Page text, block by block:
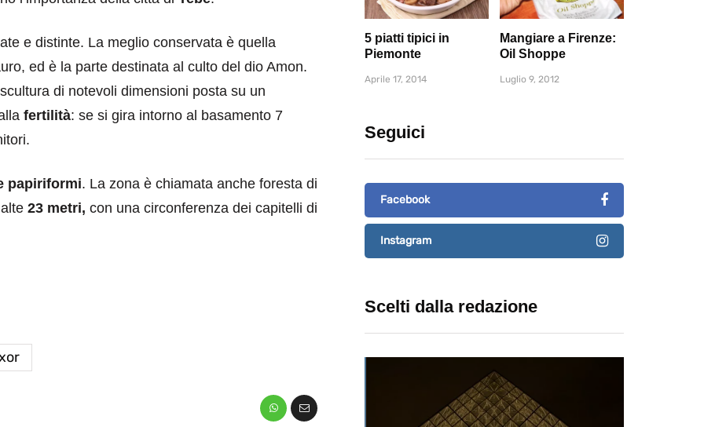
e distinte. La meglio conservata è quella
ed è la parte destinata al culto del dio Amon.
di notevoli dimensioni posta su un
fertilità: se si gira intorno al basamento 7
papiriformi. La zona è chiamata anche foresta di
23 metri, con una circonferenza dei capitelli di
5 piatti tipici in
Piemonte
Aprile 17, 2014
Mangiare a Firenze:
Oil Shoppe
Luglio 9, 2012
Seguici
Facebook
Instagram
Scelti dalla redazione